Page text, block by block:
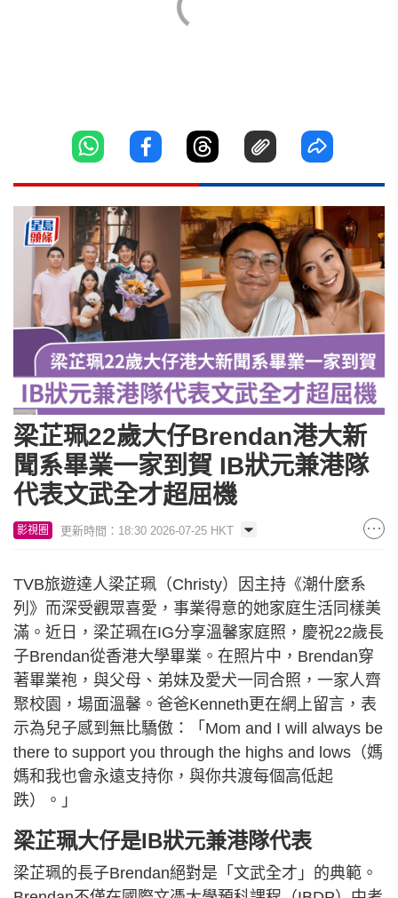
梁芷珮22歲大仔Brendan港大新
聞系畢業一家到賀 IB狀元兼港隊
代表文武全才超屈機
影視圈 更新時間：18:30 2026-07-25 HKT
TVB旅遊達人梁芷珮（Christy）因主持《潮什麼系
列》而深受觀眾喜愛，事業得意的她家庭生活同樣美
滿。近日，梁芷珮在IG分享溫馨家庭照，慶祝22歲長
子Brendan從香港大學畢業。在照片中，Brendan穿
著畢業袍，與父母、弟妹及愛犬一同合照，一家人齊
聚校園，場面溫馨。爸爸Kenneth更在網上留言，表
示為兒子感到無比驕傲：「Mom and I will always be
there to support you through the highs and lows（媽
媽和我也會永遠支持你，與你共渡每個高低起
跌）。」
梁芷珮大仔是IB狀元兼港隊代表
梁芷珮的長子Brendan絕對是「文武全才」的典範。